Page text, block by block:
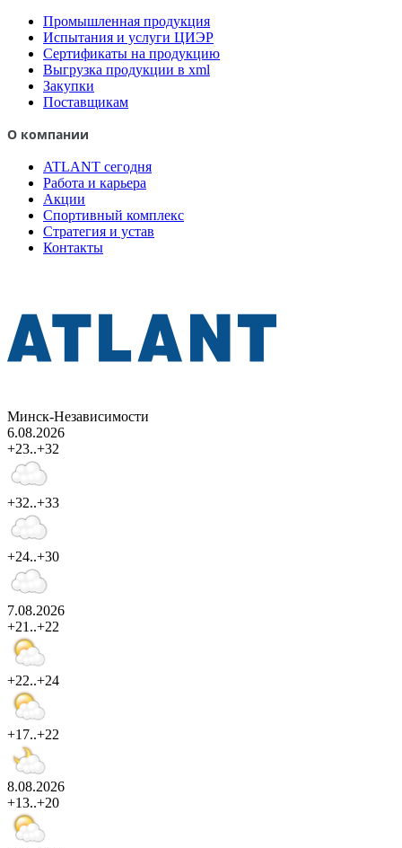
Промышленная продукция
Испытания и услуги ЦИЭР
Сертификаты на продукцию
Выгрузка продукции в xml
Закупки
Поставщикам
О компании
ATLANT сегодня
Работа и карьера
Акции
Спортивный комплекс
Стратегия и устав
Контакты
Минск-Независимости
6.08.2026
+23..+32
+32..+33
+24..+30
7.08.2026
+21..+22
+22..+24
+17..+22
8.08.2026
+13..+20